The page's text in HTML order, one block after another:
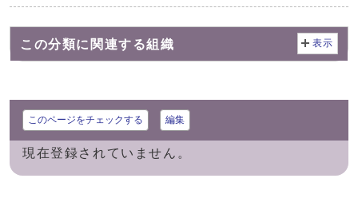
この分類に関連する組織 表示
このページをチェックする 編集
現在登録されていません。